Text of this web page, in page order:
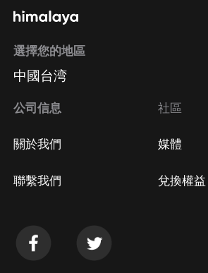
選擇您的地區
中國台湾
公司信息
關於我們
聯繫我們
社區
媒體
兌換權益